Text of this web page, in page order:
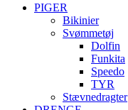
PIGER
Bikinier
Svømmetøj
Dolfin
Funkita
Speedo
TYR
Stævnedragter